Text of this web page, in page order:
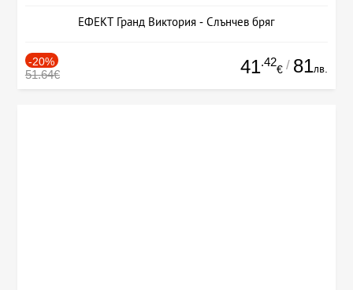
ЕФЕКТ Гранд Виктория - Слънчев бряг
-20%
51.64€ 41.42
€ / 81лв.